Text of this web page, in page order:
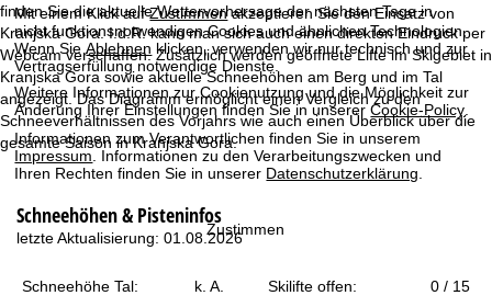
Mit einem Klick aufZustimmenakzeptieren Sie den Einsatz von
nicht funktionsnotwendigen Cookies und ähnlichen Technologien.
Wenn SieAblehnen klicken, verwenden wir nur technisch und zur
Vertragserfüllung notwendige Dienste.
Weitere Informationen zur Cookienutzung und die Möglichkeit zur
Änderung Ihrer Einstellungen finden Sie in unsererCookie-Policy.
Informationen zum Verantwortlichen finden Sie in unserem
Impressum. Informationen zu den Verarbeitungszwecken und
Ihren Rechten finden Sie in unserer Datenschutzerklärung.
Zustimmen
t
s
e
i
t
finden Sie die aktuelle Wettervorhersage der nächsten Tage in
Kranjska Gora. I.d.R. kann man sich auch einen direkten Eindruck per
Webcam verschaffen. Zusätzlich werden geöffnete Lifte im Skigebiet in
Kranjska Gora sowie aktuelle Schneehöhen am Berg und im Tal
angezeigt. Das Diagramm ermöglicht einen Vergleich zu den
Schneeverhältnissen des Vorjahrs wie auch einen Überblick über die
gesamte Saison in Kranjska Gora.
Schneehöhen & Pisteninfos
letzte Aktualisierung: 01.08.2026
Schneehöhe Tal: k. A. Skilifte offen: 0 / 15